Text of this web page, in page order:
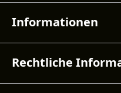
Informationen
Rechtliche